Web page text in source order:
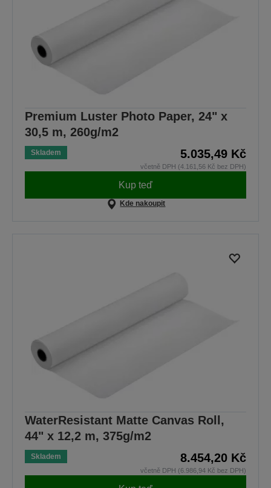
Premium Luster Photo Paper, 24" x
30,5 m, 260g/m2
Skladem 5.035,49 Kč
včetně DPH (4.161,56 Kč bez DPH)
Kup teď
Kde nakoupit
WaterResistant Matte Canvas Roll,
44" x 12,2 m, 375g/m2
Skladem 8.454,20 Kč
včetně DPH (6.986,94 Kč bez DPH)